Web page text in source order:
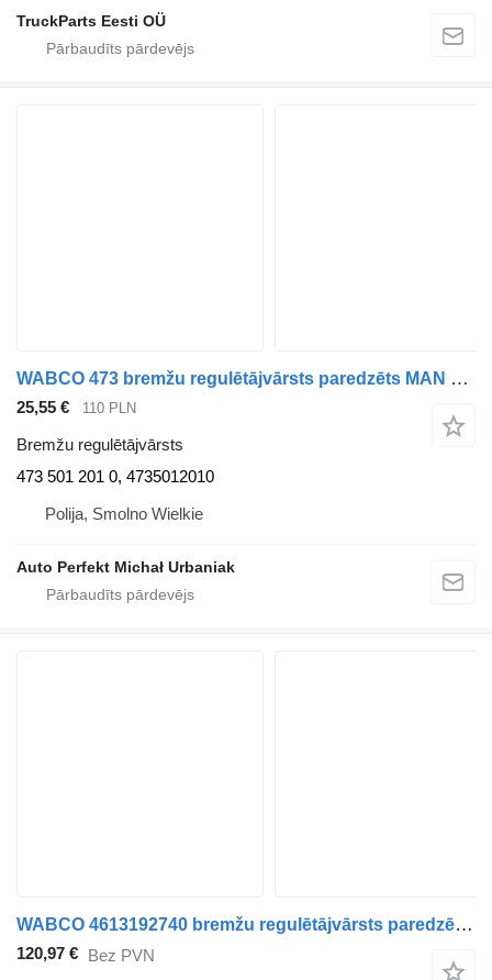
TruckParts Eesti OÜ
WABCO 473 bremžu regulētājvārsts paredzēts MAN g, g90, l2000, m2000l, m90, f90 vilcēja
25,55 € 110 PLN
Bremžu regulētājvārsts
473 501 201 0, 4735012010
Polija, Smolno Wielkie
Auto Perfekt Michał Urbaniak
WABCO 4613192740 bremžu regulētājvārsts paredzēts Mercedes-Benz Econic vilcēja
120,97 € Bez PVN